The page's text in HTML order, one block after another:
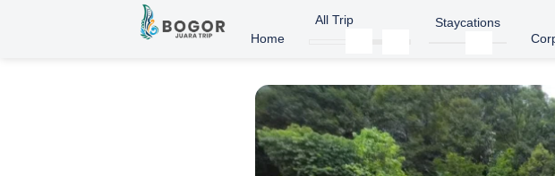
Home
All Trip
Staycations